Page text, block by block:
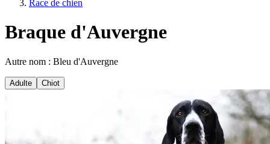
Race de chien
Braque d'Auvergne
Autre nom : Bleu d'Auvergne
Adulte Chiot